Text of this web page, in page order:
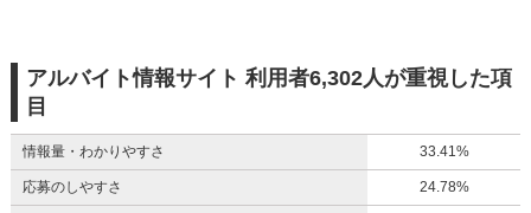
アルバイト情報サイト 利用者6,302人が重視した項
目
情報量・わかりやすさ 33.41%
応募のしやすさ 24.78%